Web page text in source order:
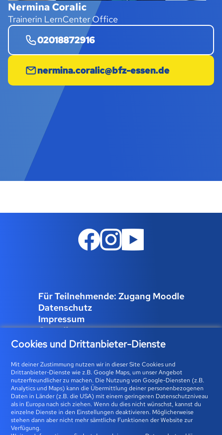
Nermina Coralic
Trainerin LernCenter Office
02018872916
nermina.coralic@bfz-essen.de
Für Teilnehmende: Zugang Moodle
Datenschutz
Impressum
Compliance
Job und Karriere
Bfz-Essen GmbH | Karolingerstraße 93 | 45141 Essen 0800
23 93 773 (gebührenfrei) |info@bfz-essen.de
Cookies und Drittanbieter-Dienste
Mit deiner Zustimmung nutzen wir in dieser Site Cookies und
Drittanbieter-Dienste wie z.B. Google Maps, um unser Angebot
nutzerfreundlicher zu machen. Die Nutzung von Google-Diensten (z.B.
Analytics und Maps) kann die Übermittlung deiner personenbezogenen
Daten in Länder (z.B. die USA) mit einem geringeren Datenschutzniveau
als in Europa nach sich ziehen. Wenn du dies nicht wünschst, kannst du
einzelne Dienste in den Einstellungen deaktivieren. Möglicherweise
stehen dann aber nicht mehr sämtliche Funktionen der Website zur
Verfügung.